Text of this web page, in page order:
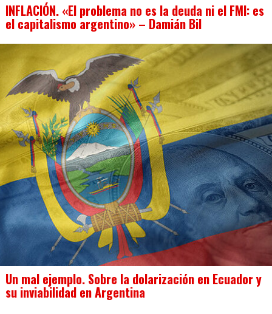
INFLACIÓN. «El problema no es la deuda ni el FMI: es
el capitalismo argentino» – Damián Bil
Un mal ejemplo. Sobre la dolarización en Ecuador y
su inviabilidad en Argentina